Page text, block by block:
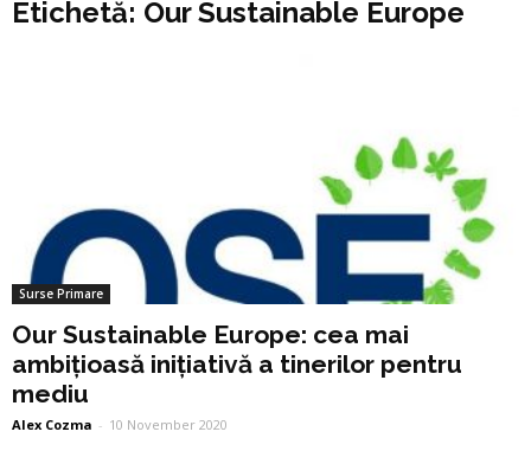
Etichetă: Our Sustainable Europe
Surse Primare
Our Sustainable Europe: cea mai
ambițioasă inițiativă a tinerilor pentru
mediu
Alex Cozma - 10 November 2020